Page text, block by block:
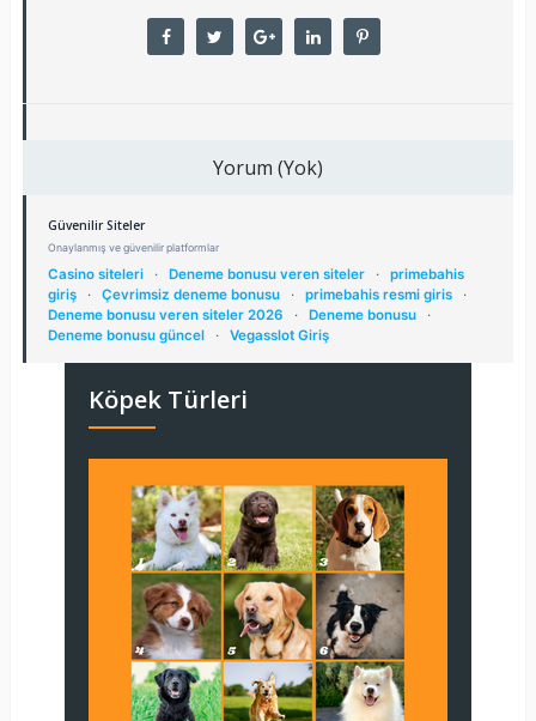
Yorum (Yok)
Güvenilir Siteler
Onaylanmış ve güvenilir platformlar
Casino siteleri · Deneme bonusu veren siteler ·
primebahis
giriş
· Çevrimsiz deneme bonusu · primebahis resmi giris
·
Deneme bonusu veren siteler 2026
· Deneme bonusu
·
Deneme bonusu güncel
· Vegasslot Giriş
Köpek Türleri